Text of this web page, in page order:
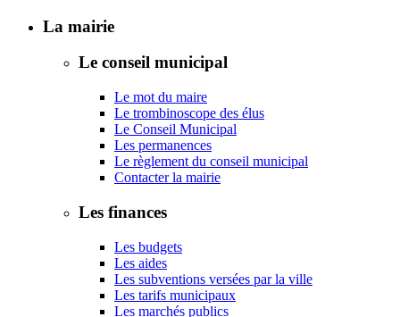
La mairie
Le conseil municipal
Le mot du maire
Le trombinoscope des élus
Le Conseil Municipal
Les permanences
Le règlement du conseil municipal
Contacter la mairie
Les finances
Les budgets
Les aides
Les subventions versées par la ville
Les tarifs municipaux
Les marchés publics